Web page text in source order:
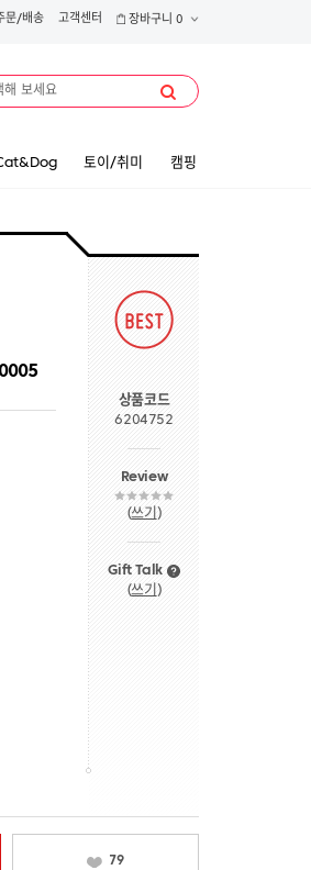
문/배송 고객센터 장바구니 0
토이/취미 캠핑
상품코드
6204752
Review
(쓰기 )
Gift Talk
(쓰기 )
79